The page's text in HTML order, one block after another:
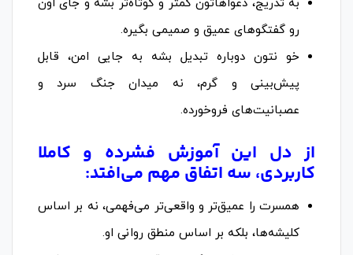
به تدریج، دعواهاتون کمتر و کوتاه‌تر بشه و جای اون
رو گفتگوهای عمیق و صمیمی بگیره.
خو نتون دوباره تبدیل بشه به جایی امن، قابل
پیش‌بینی و گرم، نه میدان جنگ سرد و
عصبانیت‌های فروخورده.
از دل این آموزش فشرده و کاملا
کاربردی، سه اتفاق مهم می‌افتد:
همسرت را عمیق‌تر و واقعی‌تر می‌فهمی، نه بر اساس
کلیشه‌ها، بلکه بر اساس منطق روانی او.